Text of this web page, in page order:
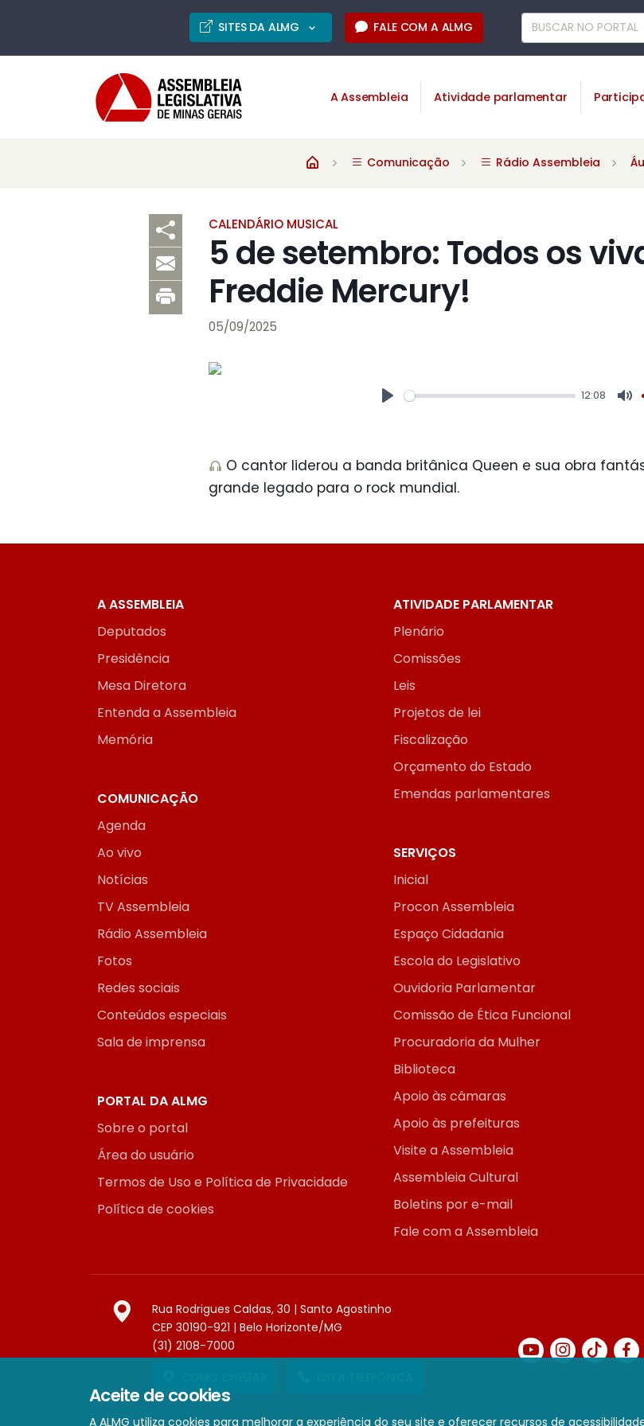
Aceite de cookies
A ALMG utiliza cookies para melhorar a experiência do seu site e oferecer recursos de
SITES DA ALMG FALE COM A ALMG
A Assembleia Atividade parlamentar
Comunicação Rádio Assembleia
CALENDÁRIO MUSICAL
5 de setembro: Todos os
Freddie Mercury!
05/09/2025
12:08
O cantor liderou a banda britânica Queen e sua obra
grande legado para o rock mundial.
A ASSEMBLEIA
Deputados
Presidência
Mesa Diretora
Entenda a Assembleia
Memória
ATIVIDADE PARLAMENTAR
Plenário
Comissões
Leis
Projetos de lei
Fiscalização
Orçamento do Estado
Emendas parlamentares
COMUNICAÇÃO
Agenda
Ao vivo
Notícias
TV Assembleia
Rádio Assembleia
Fotos
Redes sociais
Conteúdos especiais
Sala de imprensa
SERVIÇOS
Inicial
Procon Assembleia
Espaço Cidadania
Escola do Legislativo
Ouvidoria Parlamentar
Comissão de Ética Funcional
Procuradoria da Mulher
Biblioteca
Apoio às câmaras
Apoio às prefeituras
Visite a Assembleia
Assembleia Cultural
Boletins por e-mail
Fale com a Assembleia
PORTAL DA ALMG
Sobre o portal
Área do usuário
Termos de Uso e Política de Privacidade
Política de cookies
Rua Rodrigues Caldas, 30 | Santo Agostinho
CEP 30190-921 | Belo Horizonte/MG
(31) 2108-7000